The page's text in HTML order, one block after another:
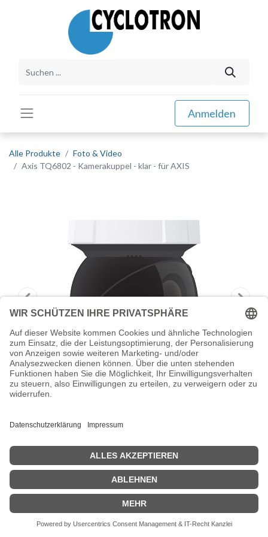
Anmelden
Alle Produkte
Foto & Video
Axis TQ6802 - Kamerakuppel - klar - für AXIS
Axis TQ6802 - Kamerakuppel - klar -
für AXIS
AXIS TQ6802 - Kamerakuppel - klar - für AXIS Q6125-LE PTZ
Network Camera 50Hz, Q6125-LE PTZ Network Camera 60Hz
Zeige Preise inklusiv MwSt. (Brutto)
182,42€ inkl. MwSt.